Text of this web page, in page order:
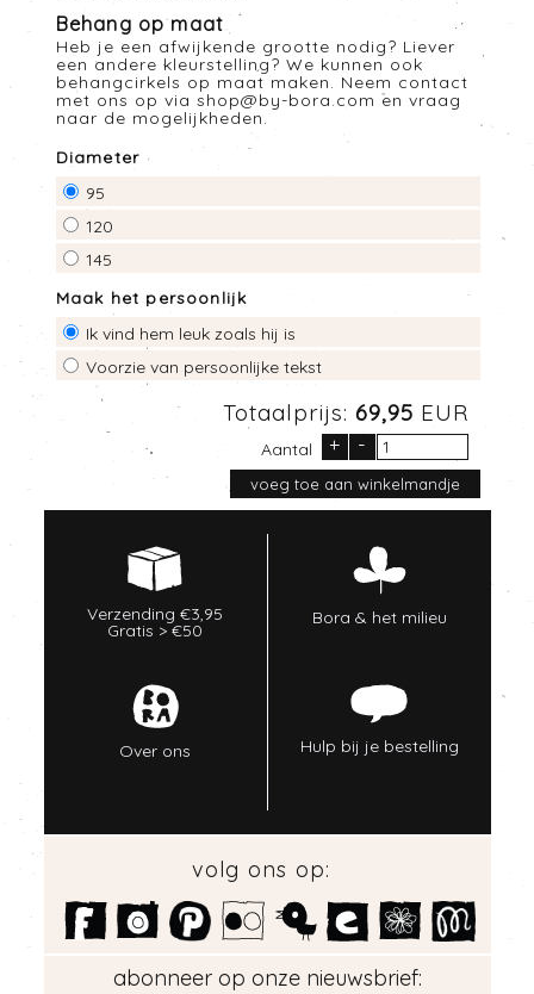
Behang op maat
Heb je een afwijkende grootte nodig? Liever
een andere kleurstelling? We kunnen ook
behangcirkels op maat maken. Neem contact
met ons op via shop@by-bora.com en vraag
naar de mogelijkheden.
Diameter
95
120
145
Maak het persoonlijk
Ik vind hem leuk zoals hij is
Voorzie van persoonlijke tekst
Totaalprijs: 69,95 EUR
Aantal + -
Verzending €3,95
Gratis > €50
Bora & het milieu
Over ons Hulp bij je bestelling
volg ons op:
abonneer op onze nieuwsbrief: